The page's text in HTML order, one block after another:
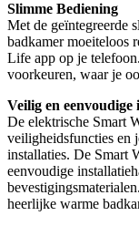
Slimme Bediening
Met de geïntegreerde
badkamer moeiteloos
Life app op je
voorkeuren, waar je
Veilig en eenvoudige
De elektrische Smart
veiligheidsfuncties en
installaties. De Smart
eenvoudige
heerlijke warme